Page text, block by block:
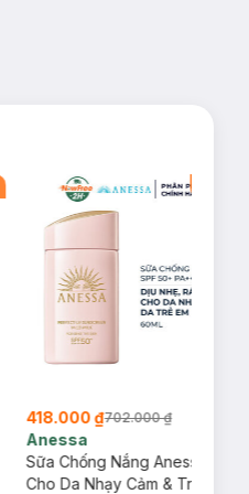
418.000 ₫702.000 ₫
Anessa
Sữa Chống Nắng Anessa
Cho Da Nhạy Cảm & Trẻ Em